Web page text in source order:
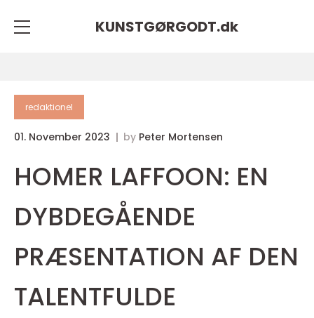
KUNSTGØRGODT.dk
redaktionel
01. November 2023 by Peter Mortensen
HOMER LAFFOON: EN
DYBDEGÅENDE
PRÆSENTATION AF DEN
TALENTFULDE